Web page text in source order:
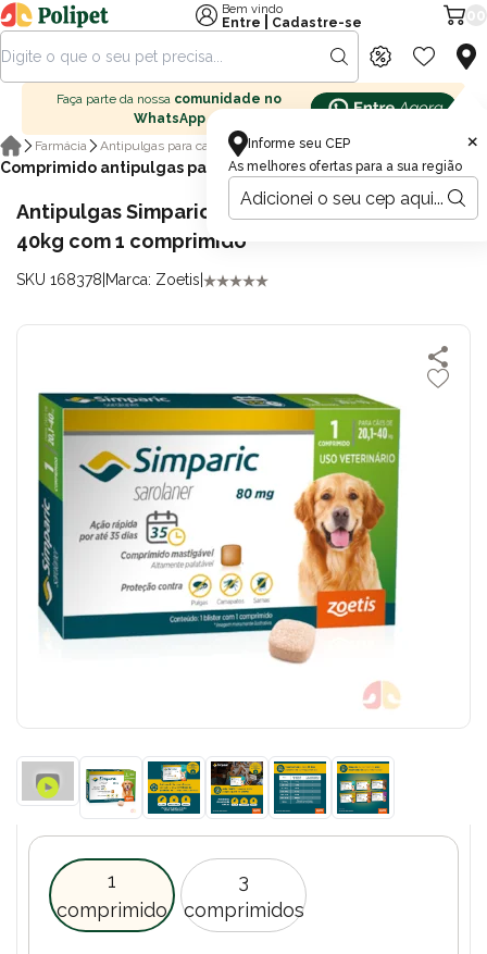
Informe seu CEP
As melhores ofertas para a sua região
×
Bem vindo
Entre
Cadastre-se
Faça parte da nossa comunidade no
WhatsApp
Farmácia
Antipulgas para cachorro
Comprimido antipulgas para cachorro
Antipulgas Simparic 80mg para cães de 20kg a
40kg com 1 comprimido
SKU 168378 Marca: Zoetis
1
comprimido
3
comprimidos